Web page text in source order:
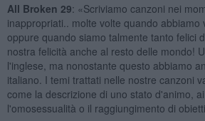
All Broken 29: «Scriviamo canzoni nei
inappropriati.. molte volte quando abbiamo
oppure quando siamo talmente tanto felici
nostra felicità anche al resto delle mondo!
l'inglese, ma nonostante questo abbiamo
italiano. I temi trattati nelle nostre canzoni
come la descrizione di uno stato d'animo,
l'omosessualità o il raggiungimento di